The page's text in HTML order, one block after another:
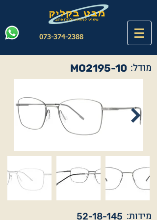
073-374-2388
MO2195-10 מודל:
52-18-145 מידות: